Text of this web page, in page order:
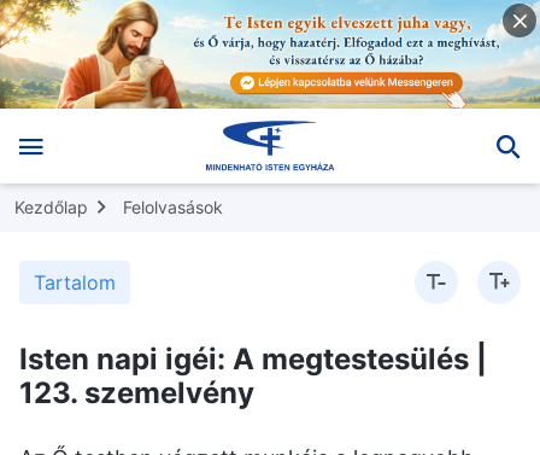
Kezdőlap Felolvasások
Tartalom
Isten napi igéi: A megtestesülés |
123. szemelvény